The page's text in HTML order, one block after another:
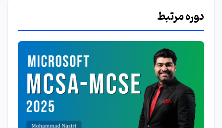
دوره مرتبط